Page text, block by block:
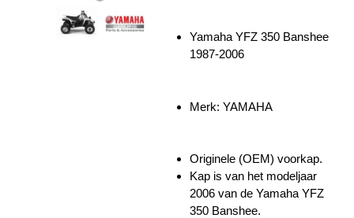
Yamaha YFZ 350 Banshee
1987-2006
Merk: YAMAHA
Originele (OEM) voorkap.
Kap is van het modeljaar
2006 van de Yamaha YFZ
350 Banshee.